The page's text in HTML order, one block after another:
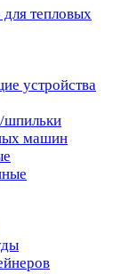
тепловых
устройства
шпильки
машин